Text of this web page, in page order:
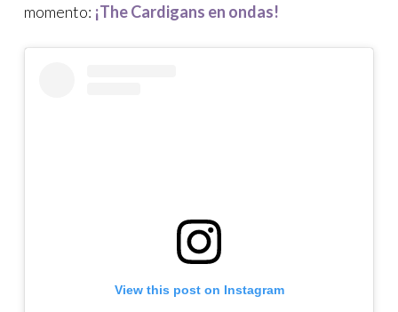
momento: ¡The Cardigans en ondas!
View this post on Instagram